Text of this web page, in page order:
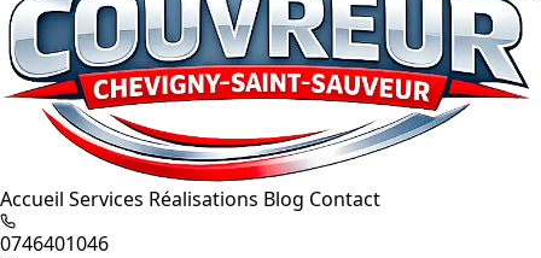
Accueil Services Réalisations Blog Contact
0746401046